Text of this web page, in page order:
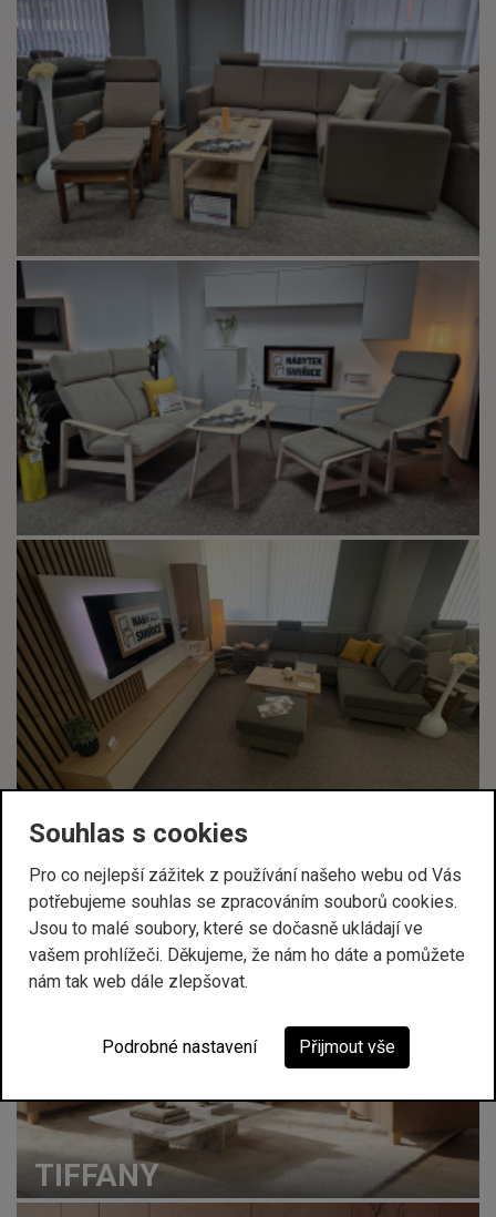
PRODUKTY VYSTAVENÉ NA TÉTO PRODEJNĚ
TIFFANY
Souhlas s cookies
Pro co nejlepší zážitek z používání našeho webu od Vás
potřebujeme souhlas se zpracováním souborů cookies.
Jsou to malé soubory, které se dočasně ukládají ve
vašem prohlížeči. Děkujeme, že nám ho dáte a pomůžete
nám tak web dále zlepšovat.
Podrobné nastavení Přijmout vše